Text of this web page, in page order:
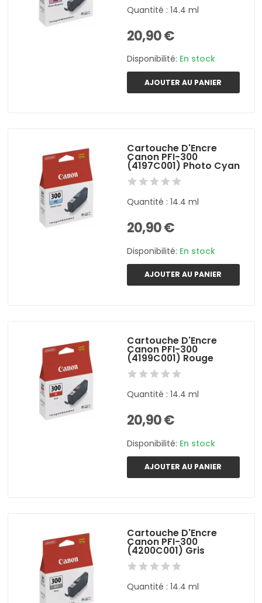
Quantité : 14.4 ml
20,90 €
Disponibilité: En stock
AJOUTER AU PANIER
Cartouche D'Encre
Canon PFI-300
(4197C001) Photo Cyan
Quantité : 14.4 ml
20,90 €
Disponibilité: En stock
AJOUTER AU PANIER
Cartouche D'Encre
Canon PFI-300
(4199C001) Rouge
Quantité : 14.4 ml
20,90 €
Disponibilité: En stock
AJOUTER AU PANIER
Cartouche D'Encre
Canon PFI-300
(4200C001) Gris
Quantité : 14.4 ml